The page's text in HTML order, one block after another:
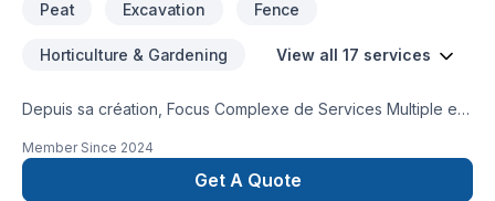
Peat Excavation Fence
Horticulture & Gardening View all 17 services
Depuis sa création, Focus Complexe de Services Multiple est
Arbres et haies, Béton, Clôture, Émondage, Entretien
paysager, Excavation, Horticulture, Irrigation, Muret, Pavage,
Member Since 2024
Get A Quote